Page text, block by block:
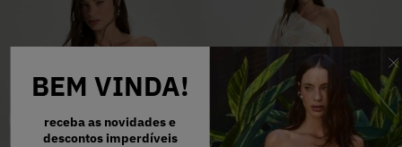
BEM VINDA!
receba as novidades e
descontos imperdíveis